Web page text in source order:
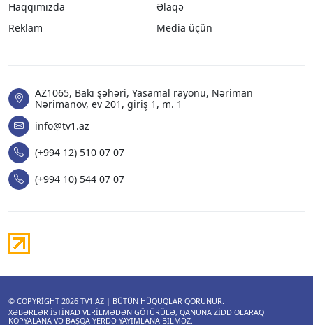
Haqqımızda
Əlaqə
Reklam
Media üçün
AZ1065, Bakı şəhəri, Yasamal rayonu, Nəriman
Nərimanov, ev 201, giriş 1, m. 1
info@tv1.az
(+994 12) 510 07 07
(+994 10) 544 07 07
© COPYRIGHT 2026 TV1.AZ | BÜTÜN HÜQUQLAR QORUNUR.
XƏBƏRLƏR ISTINAD VERILMƏDƏN GÖTÜRÜLƏ, QANUNA ZIDD OLARAQ
KOPYALANA VƏ BAŞQA YERDƏ YAYIMLANA BILMƏZ.